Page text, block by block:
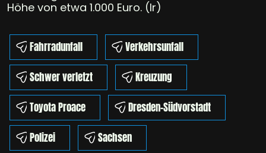
Höhe von etwa 1.000 Euro. (lr)
Fahrradunfall
Verkehrsunfall
Schwer verletzt
Kreuzung
Toyota Proace
Dresden-Südvorstadt
Polizei
Sachsen